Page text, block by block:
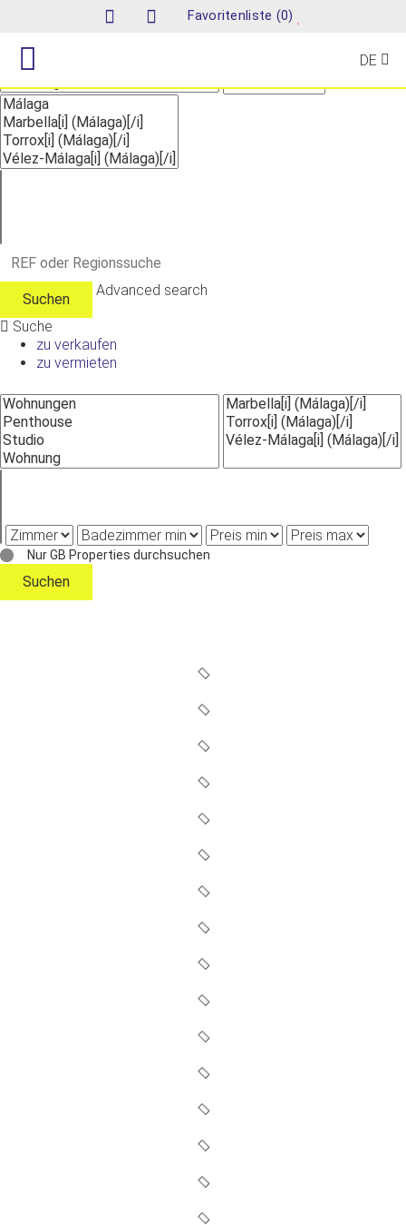
Favoritenliste (0)
DE
Advanced search
Suche
zu verkaufen
zu vermieten
Nur GB Properties durchsuchen